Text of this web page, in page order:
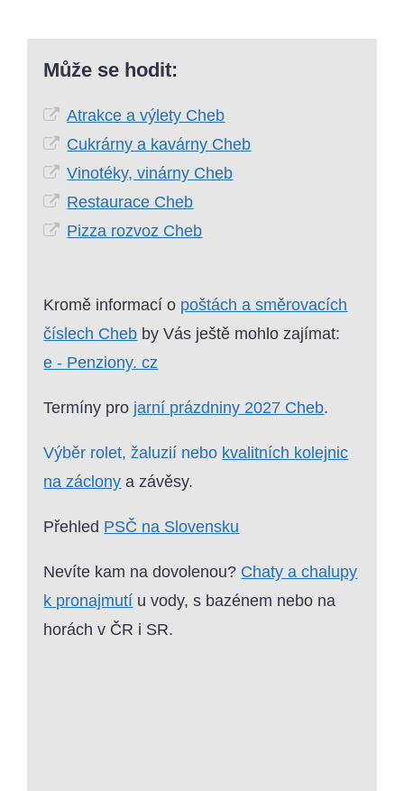
Může se hodit:
Atrakce a výlety Cheb
Cukrárny a kavárny Cheb
Vinotéky, vinárny Cheb
Restaurace Cheb
Pizza rozvoz Cheb
Kromě informací o poštách a směrovacích
číslech Cheb by Vás ještě mohlo zajímat:
e - Penziony. cz
Termíny pro jarní prázdniny 2027 Cheb.
Výběr rolet, žaluzií nebo kvalitních kolejnic
na záclony a závěsy.
Přehled PSČ na Slovensku
Nevíte kam na dovolenou? Chaty a chalupy
k pronajmutí u vody, s bazénem nebo na
horách v ČR i SR.